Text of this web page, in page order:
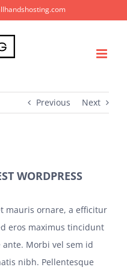
Previous Next
WORDPRESS
mauris ornare, a efficitur
eros maximus tincidunt
Morbi vel sem id
nibh. Pellentesque